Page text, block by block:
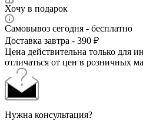
Хочу в подарок
Самовывоз сегодня - бесплатно
Доставка завтра - 390 ₽
Цена действительна только для
отличаться от цен в розничных
Нужна консультация?